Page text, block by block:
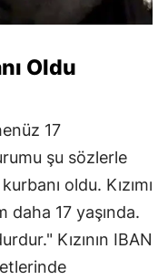
Oldu
17
şu sözlerle
oldu. Kızımı
daha 17 yaşında.
Kızının IBAN